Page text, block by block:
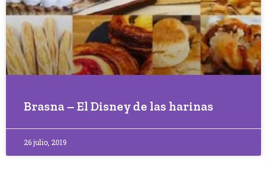
Brasna – El Disney de las harinas
26 julio, 2019